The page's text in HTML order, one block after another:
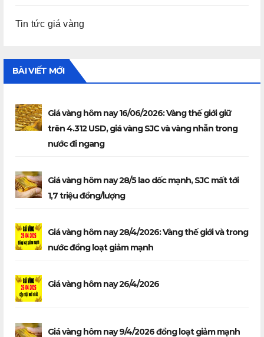
Tin tức giá vàng
BÀI VIẾT MỚI
Giá vàng hôm nay 16/06/2026: Vàng thế giới giữ
trên 4.312 USD, giá vàng SJC và vàng nhẫn trong
nước đi ngang
Giá vàng hôm nay 28/5 lao dốc mạnh, SJC mất tới
1,7 triệu đồng/lượng
Giá vàng hôm nay 28/4/2026: Vàng thế giới và trong
nước đồng loạt giảm mạnh
Giá vàng hôm nay 26/4/2026
Giá vàng hôm nay 9/4/2026 đồng loạt giảm mạnh